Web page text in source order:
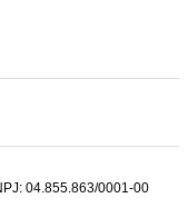
04.855.863/0001-00